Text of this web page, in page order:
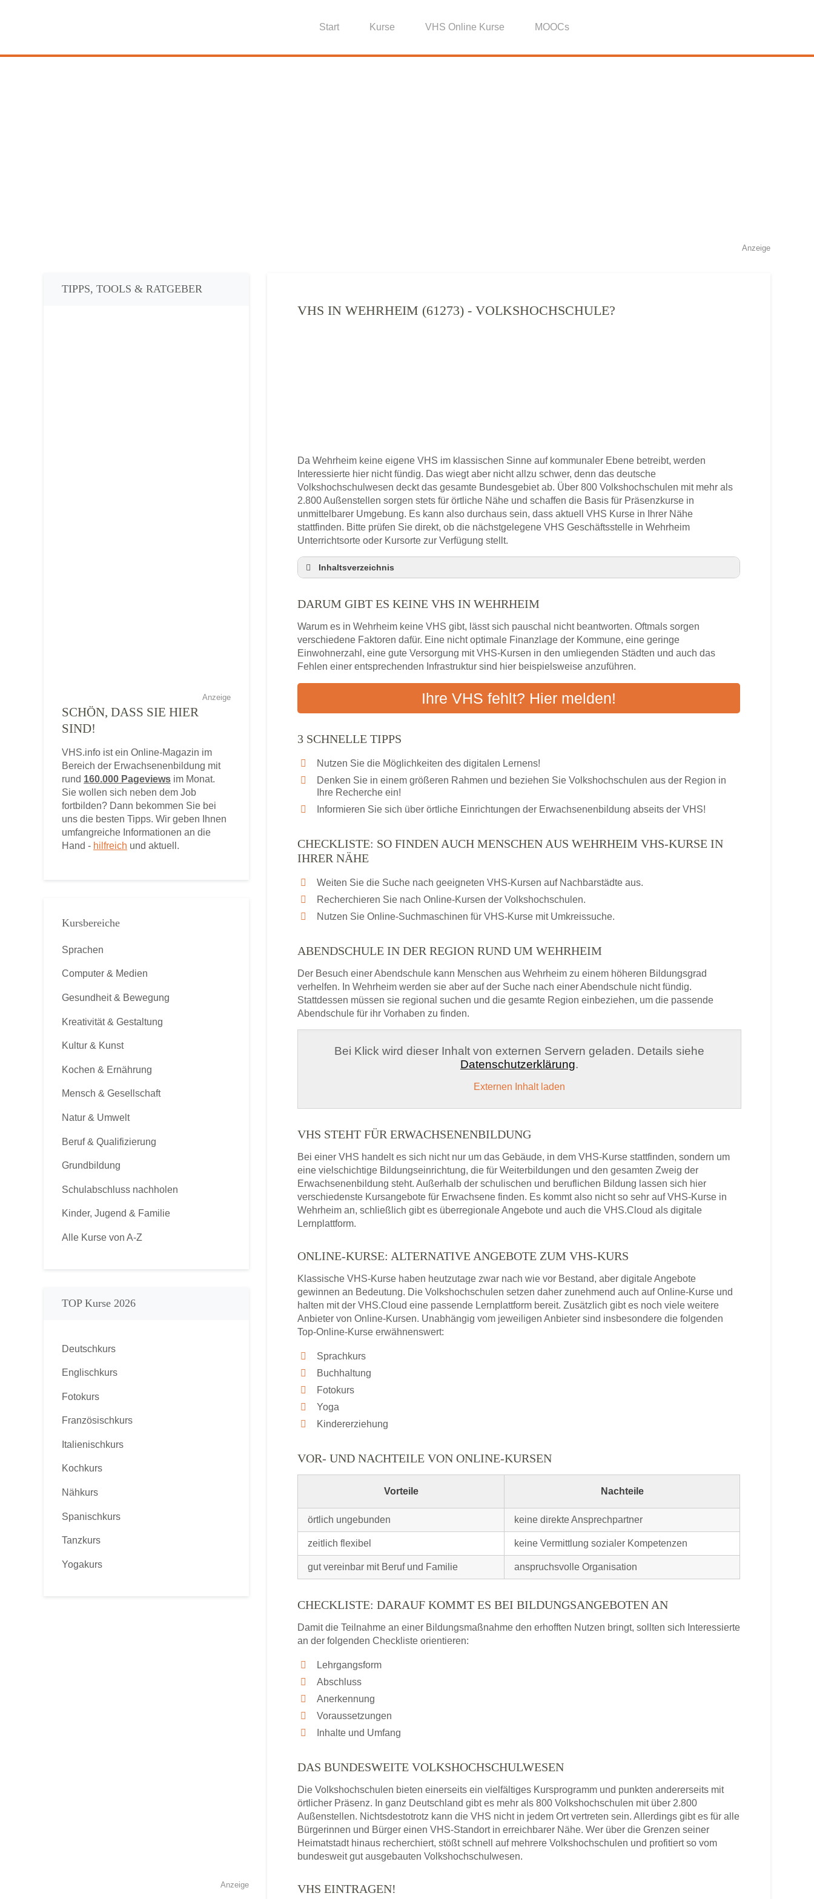
Start Kurse VHS Online Kurse MOOCs
Anzeige
VHS IN WEHRHEIM (61273) - VOLKSHOCHSCHULE?
Da Wehrheim keine eigene VHS im klassischen Sinne auf kommunaler Ebene betreibt, werden
Interessierte hier nicht fündig. Das wiegt aber nicht allzu schwer, denn das deutsche
Volkshochschulwesen deckt das gesamte Bundesgebiet ab. Über 800 Volkshochschulen mit mehr als
2.800 Außenstellen sorgen stets für örtliche Nähe und schaffen die Basis für Präsenzkurse in
unmittelbarer Umgebung. Es kann also durchaus sein, dass aktuell VHS Kurse in Ihrer Nähe
stattfinden. Bitte prüfen Sie direkt, ob die nächstgelegene VHS Geschäftsstelle in Wehrheim
Unterrichtsorte oder Kursorte zur Verfügung stellt.
Inhaltsverzeichnis
3 schnelle Tipps
Abendschule in der Region rund um Wehrheim
VHS steht für Erwachsenenbildung
Online-Kurse: Alternative Angebote zum VHS-Kurs
Checkliste: Darauf kommt es bei Bildungsangeboten an
DARUM GIBT ES KEINE VHS IN WEHRHEIM
Warum es in Wehrheim keine VHS gibt, lässt sich pauschal nicht beantworten. Oftmals sorgen
verschiedene Faktoren dafür. Eine nicht optimale Finanzlage der Kommune, eine geringe
Einwohnerzahl, eine gute Versorgung mit VHS-Kursen in den umliegenden Städten und auch das
Fehlen einer entsprechenden Infrastruktur sind hier beispielsweise anzuführen.
Ihre VHS fehlt? Hier melden!
3 SCHNELLE TIPPS
Nutzen Sie die Möglichkeiten des digitalen Lernens!
Denken Sie in einem größeren Rahmen und beziehen Sie Volkshochschulen aus der Region in
Ihre Recherche ein!
Informieren Sie sich über örtliche Einrichtungen der Erwachsenenbildung abseits der VHS!
CHECKLISTE: SO FINDEN AUCH MENSCHEN AUS WEHRHEIM VHS-KURSE IN
IHRER NÄHE
Weiten Sie die Suche nach geeigneten VHS-Kursen auf Nachbarstädte aus.
Recherchieren Sie nach Online-Kursen der Volkshochschulen.
Nutzen Sie Online-Suchmaschinen für VHS-Kurse mit Umkreissuche.
ABENDSCHULE IN DER REGION RUND UM WEHRHEIM
Der Besuch einer Abendschule kann Menschen aus Wehrheim zu einem höheren Bildungsgrad
verhelfen. In Wehrheim werden sie aber auf der Suche nach einer Abendschule nicht fündig.
Stattdessen müssen sie regional suchen und die gesamte Region einbeziehen, um die passende
Abendschule für ihr Vorhaben zu finden.
Bei Klick wird dieser Inhalt von externen Servern geladen. Details siehe
Datenschutzerklärung.
Externen Inhalt laden
VHS STEHT FÜR ERWACHSENENBILDUNG
Bei einer VHS handelt es sich nicht nur um das Gebäude, in dem VHS-Kurse stattfinden, sondern um
eine vielschichtige Bildungseinrichtung, die für Weiterbildungen und den gesamten Zweig der
Erwachsenenbildung steht. Außerhalb der schulischen und beruflichen Bildung lassen sich hier
verschiedenste Kursangebote für Erwachsene finden. Es kommt also nicht so sehr auf VHS-Kurse in
Wehrheim an, schließlich gibt es überregionale Angebote und auch die VHS.Cloud als digitale
Lernplattform.
ONLINE-KURSE: ALTERNATIVE ANGEBOTE ZUM VHS-KURS
Klassische VHS-Kurse haben heutzutage zwar nach wie vor Bestand, aber digitale Angebote
gewinnen an Bedeutung. Die Volkshochschulen setzen daher zunehmend auch auf Online-Kurse und
halten mit der VHS.Cloud eine passende Lernplattform bereit. Zusätzlich gibt es noch viele weitere
Anbieter von Online-Kursen. Unabhängig vom jeweiligen Anbieter sind insbesondere die folgenden
Top-Online-Kurse erwähnenswert:
Sprachkurs
Buchhaltung
Fotokurs
Yoga
Kindererziehung
VOR- UND NACHTEILE VON ONLINE-KURSEN
Vorteile Nachteile
örtlich ungebunden keine direkte Ansprechpartner
zeitlich flexibel keine Vermittlung sozialer Kompetenzen
gut vereinbar mit Beruf und Familie anspruchsvolle Organisation
CHECKLISTE: DARAUF KOMMT ES BEI BILDUNGSANGEBOTEN AN
Damit die Teilnahme an einer Bildungsmaßnahme den erhofften Nutzen bringt, sollten sich Interessierte
an der folgenden Checkliste orientieren:
Lehrgangsform
Abschluss
Anerkennung
Voraussetzungen
Inhalte und Umfang
DAS BUNDESWEITE VOLKSHOCHSCHULWESEN
Die Volkshochschulen bieten einerseits ein vielfältiges Kursprogramm und punkten andererseits mit
örtlicher Präsenz. In ganz Deutschland gibt es mehr als 800 Volkshochschulen mit über 2.800
Außenstellen. Nichtsdestotrotz kann die VHS nicht in jedem Ort vertreten sein. Allerdings gibt es für alle
Bürgerinnen und Bürger einen VHS-Standort in erreichbarer Nähe. Wer über die Grenzen seiner
Heimatstadt hinaus recherchiert, stößt schnell auf mehrere Volkshochschulen und profitiert so vom
bundesweit gut ausgebauten Volkshochschulwesen.
VHS EINTRAGEN!
TIPPS, TOOLS & RATGEBER
Anzeige
SCHÖN, DASS SIE HIER
SIND!
VHS.info ist ein Online-Magazin im
Bereich der Erwachsenenbildung mit
rund 160.000 Pageviews im Monat.
Sie wollen sich neben dem Job
fortbilden? Dann bekommen Sie bei
uns die besten Tipps. Wir geben Ihnen
umfangreiche Informationen an die
Hand - hilfreich und aktuell.
Kursbereiche
Sprachen
Computer & Medien
Gesundheit & Bewegung
Kreativität & Gestaltung
Kultur & Kunst
Kochen & Ernährung
Mensch & Gesellschaft
Natur & Umwelt
Beruf & Qualifizierung
Grundbildung
Schulabschluss nachholen
Kinder, Jugend & Familie
Alle Kurse von A-Z
TOP Kurse 2026
Deutschkurs
Englischkurs
Fotokurs
Französischkurs
Italienischkurs
Kochkurs
Nähkurs
Spanischkurs
Tanzkurs
Yogakurs
Anzeige